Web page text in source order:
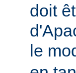
doit
le